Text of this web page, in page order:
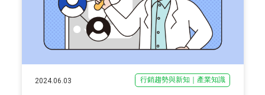
2024.06.03 行銷趨勢與新知｜產業知識